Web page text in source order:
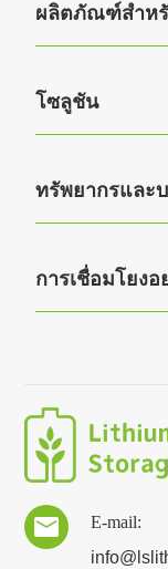
ผลิตภัณฑ์สำหรั
โซลูชัน
ทรัพยากรและ
การเชื่อมโยงอ

E-mail: